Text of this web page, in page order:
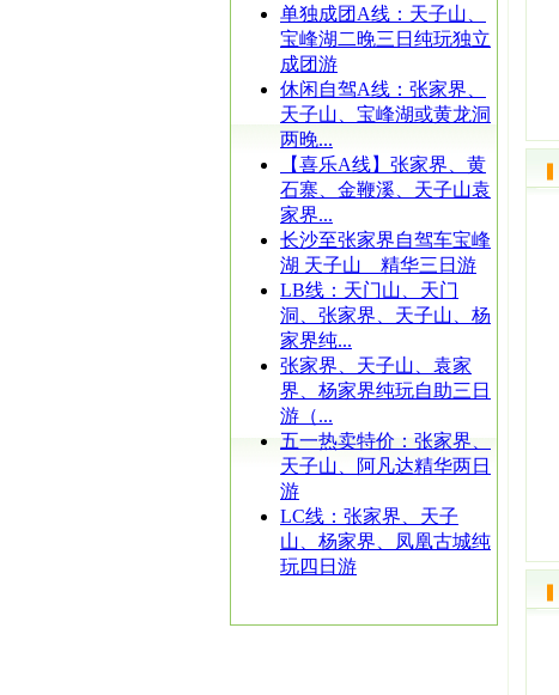
单独成团A线：天子山、
宝峰湖二晚三日纯玩独立
成团游
休闲自驾A线：张家界、
天子山、宝峰湖或黄龙洞
两晚...
【喜乐A线】张家界、黄
石寨、金鞭溪、天子山袁
家界...
长沙至张家界自驾车宝峰
湖 天子山 精华三日游
LB线：天门山、天门
洞、张家界、天子山、杨
家界纯...
张家界、天子山、袁家
界、杨家界纯玩自助三日
游（...
五一热卖特价：张家界、
天子山、阿凡达精华两日
游
LC线：张家界、天子
山、杨家界、凤凰古城纯
玩四日游